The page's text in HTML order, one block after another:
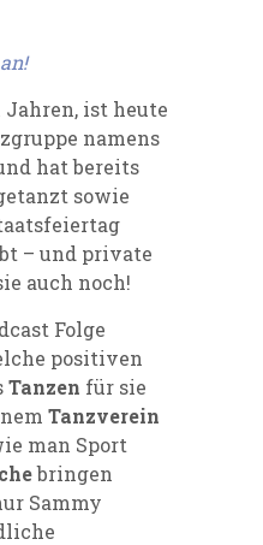
ist heute
namens
hat bereits
sowie
– und private
auch noch!
Folge
positiven
Tanzen für sie
Tanzverein
man Sport
bringen
Sammy